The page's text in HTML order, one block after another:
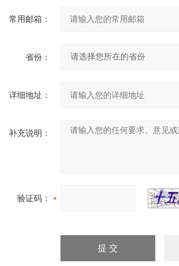
常用邮箱：
省份：
详细地址：
补充说明：
验证码：